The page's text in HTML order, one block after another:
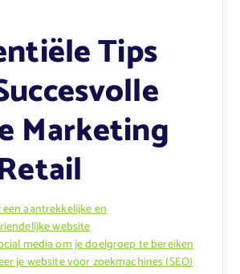
Tips
Marketing
aantrekkelijke en
website
media om je doelgroep te bereiken
je website voor zoekmachines (SEO)